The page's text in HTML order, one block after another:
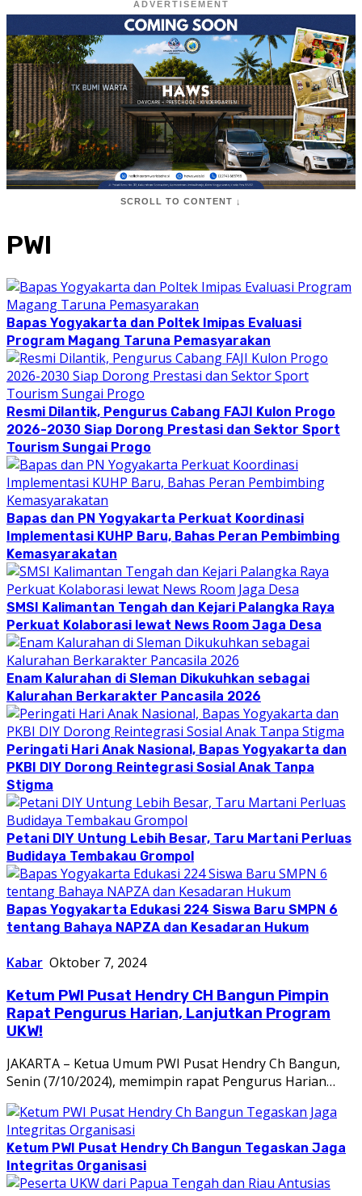
ADVERTISEMENT
SCROLL TO CONTENT ↓
PWI
Bapas Yogyakarta dan Poltek Imipas Evaluasi
Program Magang Taruna Pemasyarakan
Resmi Dilantik, Pengurus Cabang FAJI Kulon Progo
2026-2030 Siap Dorong Prestasi dan Sektor Sport
Tourism Sungai Progo
Bapas dan PN Yogyakarta Perkuat Koordinasi
Implementasi KUHP Baru, Bahas Peran Pembimbing
Kemasyarakatan
SMSI Kalimantan Tengah dan Kejari Palangka Raya
Perkuat Kolaborasi lewat News Room Jaga Desa
Enam Kalurahan di Sleman Dikukuhkan sebagai
Kalurahan Berkarakter Pancasila 2026
Peringati Hari Anak Nasional, Bapas Yogyakarta dan
PKBI DIY Dorong Reintegrasi Sosial Anak Tanpa
Stigma
Petani DIY Untung Lebih Besar, Taru Martani Perluas
Budidaya Tembakau Grompol
Bapas Yogyakarta Edukasi 224 Siswa Baru SMPN 6
tentang Bahaya NAPZA dan Kesadaran Hukum
Kabar Oktober 7, 2024
Ketum PWI Pusat Hendry CH Bangun Pimpin
Rapat Pengurus Harian, Lanjutkan Program
UKW!
JAKARTA – Ketua Umum PWI Pusat Hendry Ch Bangun,
Senin (7/10/2024), memimpin rapat Pengurus Harian…
Ketum PWI Pusat Hendry Ch Bangun Tegaskan Jaga
Integritas Organisasi